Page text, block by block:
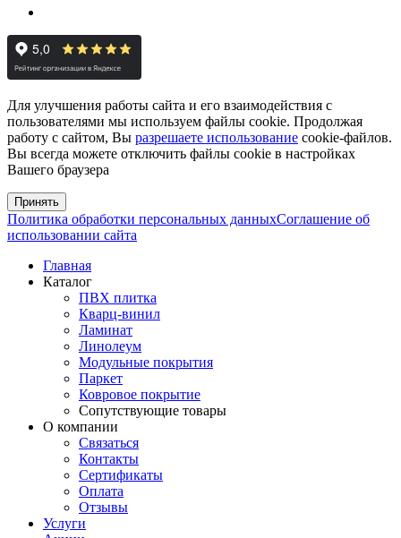
Для улучшения работы сайта и его взаимодействия с
пользователями мы используем файлы cookie. Продолжая
работу с сайтом, Вы разрешаете использование cookie-файлов.
Вы всегда можете отключить файлы cookie в настройках
Вашего браузера
Принять
Политика обработки персональных данныхСоглашение об
использовании сайта
Главная
Каталог
ПВХ плитка
Кварц-винил
Ламинат
Линолеум
Модульные покрытия
Паркет
Ковровое покрытие
Сопутствующие товары
О компании
Связаться
Контакты
Сертификаты
Оплата
Отзывы
Услуги